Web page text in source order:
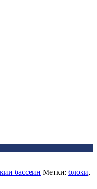
бассейн Метки: блоки,